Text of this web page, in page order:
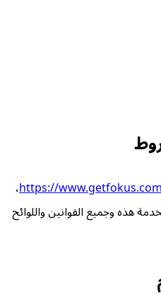
https://www.getfokus.com،
هذه وجميع القوانين واللوائح